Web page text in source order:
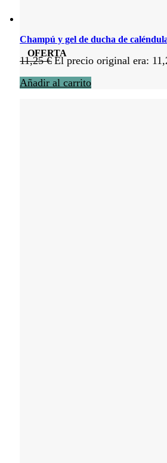
OFERTA
Champú y gel de ducha de
11,25€ El precio original era:
Añadir al carrito